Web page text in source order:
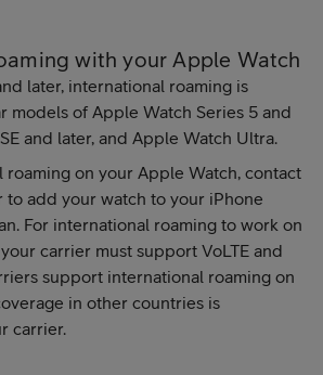
with your Apple Watch
later, international roaming is
models of Apple Watch Series 5 and
and later, and Apple Watch Ultra.
roaming on your Apple Watch, contact
to add your watch to your iPhone
For international roaming to work on
carrier must support VoLTE and
support international roaming on
in other countries is
carrier.